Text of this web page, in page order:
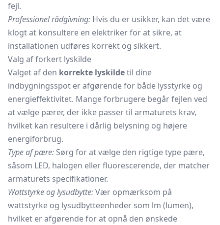
fejl.
Professionel rådgivning: Hvis du er usikker, kan det være
klogt at konsultere en elektriker for at sikre, at
installationen udføres korrekt og sikkert.
Valg af forkert lyskilde
Valget af den korrekte lyskildetil dine
indbygningsspot er afgørende for både lysstyrke og
energieffektivitet. Mange forbrugere begår fejlen ved
at vælge pærer, der ikke passer til armaturets krav,
hvilket kan resultere i dårlig belysning og højere
energiforbrug.
Type af pære: Sørg for at vælge den rigtige type pære,
såsom LED, halogen eller fluorescerende, der matcher
armaturets specifikationer.
Wattstyrke og lysudbytte:Vær opmærksom på
wattstyrke og lysudbytteenheder som lm (lumen),
hvilket er afgørende for at opnå den ønskede